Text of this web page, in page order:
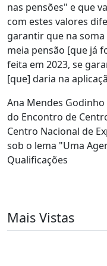
nas pensões" e que
com estes valores
garantir que na
meia pensão [que já
feita em 2023, se
[que] daria na
Ana Mendes
do Encontro de
Centro Nacional de
sob o lema "Uma
Qualificações
Mais Vistas